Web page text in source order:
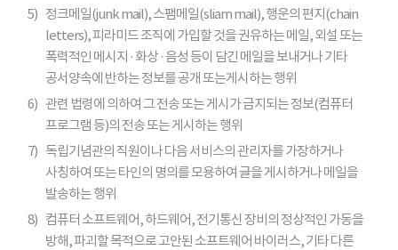
5) 정크메일(junk mail), 스팸메일(sliam mail), 행운의 편지(chain
letters), 피라미드 조직에 가입할 것을 권유하는 메일, 외설 또는
폭력적인 메시지 · 화상 · 음성 등이 담긴 메일을 보내거나 기타
공서양속에 반하는 정보를 공개 또는게시하는 행위
6) 관련 법령에 의하여 그 전송 또는 게시가 금지되는 정보(컴퓨터
프로그램 등)의 전송 또는 게시하는 행위
7) 독립기념관의 직원이나 다음 서비스의 관리자를 가장하거나
사칭하여 또는 타인의 명의를 모용하여 글을 게시하거나 메일을
발송하는 행위
8) 컴퓨터 소프트웨어, 하드웨어, 전기통신 장비의 정상적인 가동을
방해, 파괴할 목적으로 고안된 소프트웨어 바이러스, 기타 다른